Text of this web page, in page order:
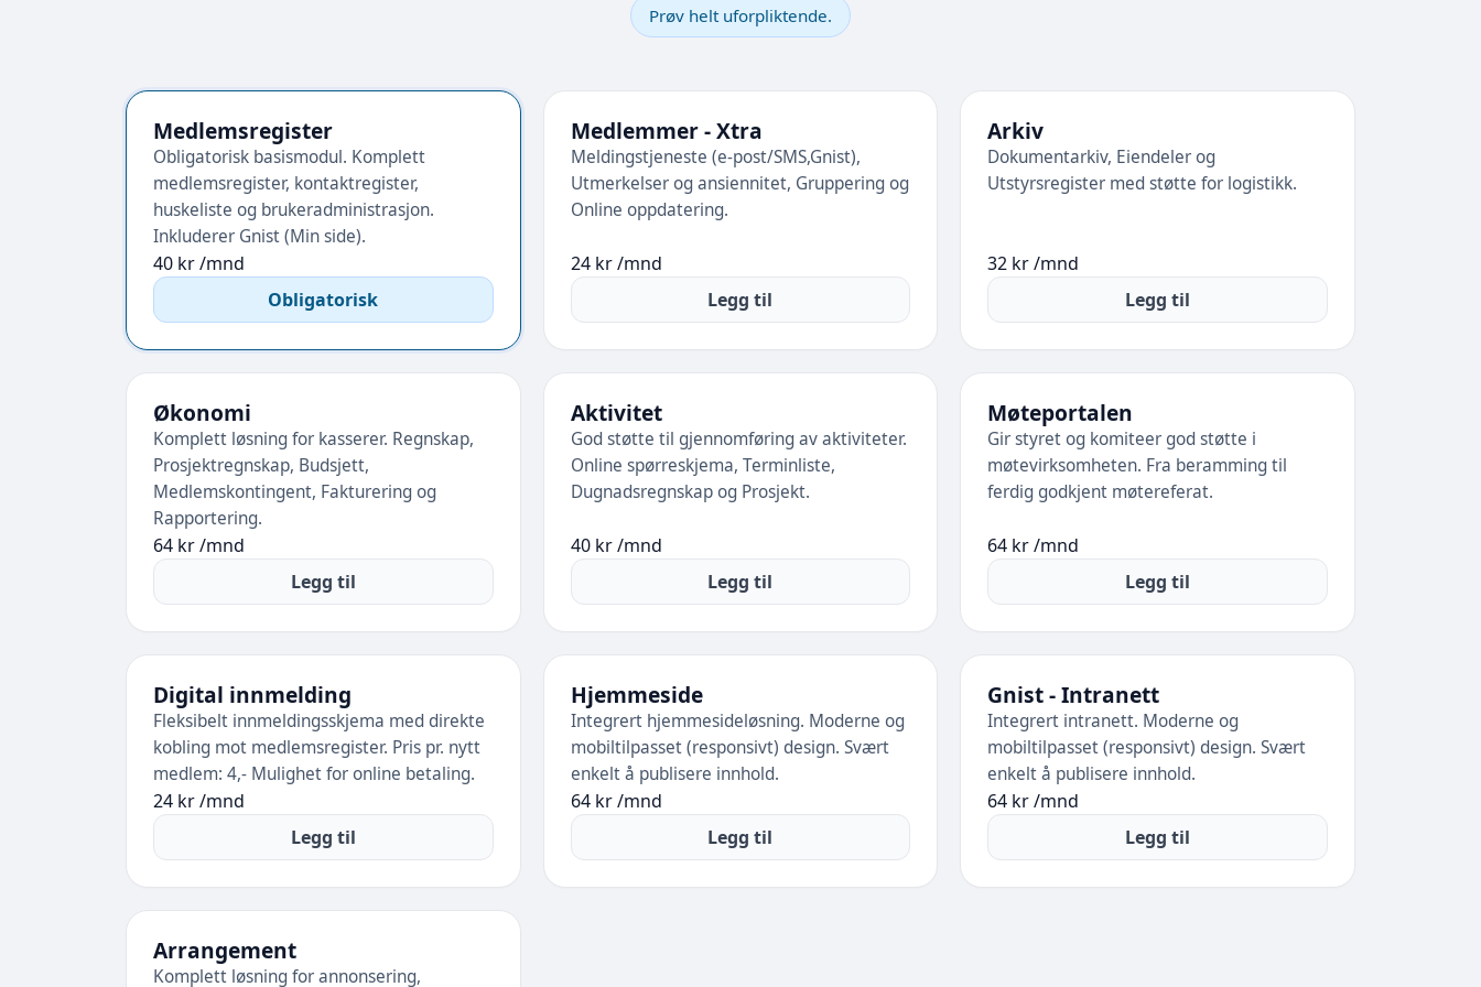
Prøv helt uforpliktende.
Medlemsregister
Obligatorisk basismodul. Komplett
medlemsregister, kontaktregister,
huskeliste og brukeradministrasjon.
Inkluderer Gnist (Min side).
40 kr /mnd
Obligatorisk
Medlemmer - Xtra
Meldingstjeneste (e-post/SMS,Gnist),
Utmerkelser og ansiennitet, Gruppering og
Online oppdatering.
24 kr /mnd
Legg til
Arkiv
Dokumentarkiv, Eiendeler og
Utstyrsregister med støtte for logistikk.
32 kr /mnd
Legg til
Økonomi
Komplett løsning for kasserer. Regnskap,
Prosjektregnskap, Budsjett,
Medlemskontingent, Fakturering og
Rapportering.
64 kr /mnd
Legg til
Aktivitet
God støtte til gjennomføring av aktiviteter.
Online spørreskjema, Terminliste,
Dugnadsregnskap og Prosjekt.
40 kr /mnd
Legg til
Møteportalen
Gir styret og komiteer god støtte i
møtevirksomheten. Fra beramming til
ferdig godkjent møtereferat.
64 kr /mnd
Legg til
Digital innmelding
Fleksibelt innmeldingsskjema med direkte
kobling mot medlemsregister. Pris pr. nytt
medlem: 4,- Mulighet for online betaling.
24 kr /mnd
Legg til
Hjemmeside
Integrert hjemmesideløsning. Moderne og
mobiltilpasset (responsivt) design. Svært
enkelt å publisere innhold.
64 kr /mnd
Legg til
Gnist - Intranett
Integrert intranett. Moderne og
mobiltilpasset (responsivt) design. Svært
enkelt å publisere innhold.
64 kr /mnd
Legg til
Arrangement
Komplett løsning for annonsering,